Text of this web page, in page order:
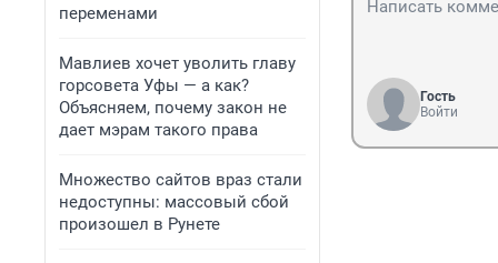
переменами
Мавлиев хочет уволить главу
горсовета Уфы — а как?
Объясняем, почему закон не
дает мэрам такого права
Множество сайтов враз стали
недоступны: массовый сбой
произошел в Рунете
Гость
Войти